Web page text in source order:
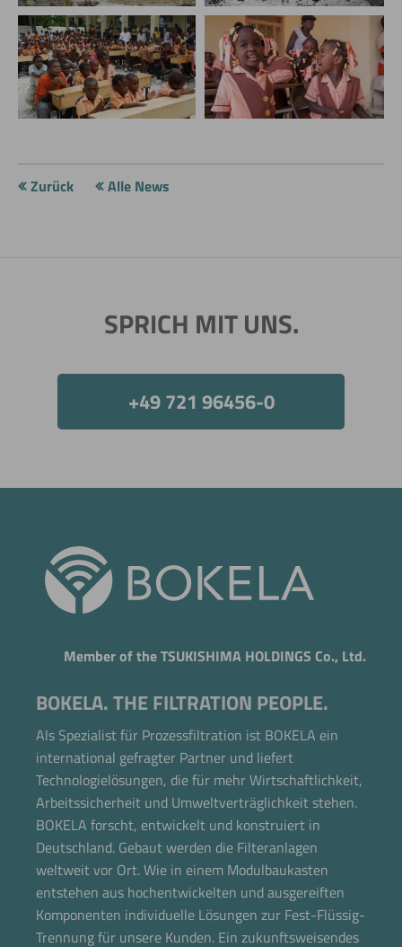
Zurück Alle News
SPRICH MIT UNS.
+49 721 96456-0
Member of the TSUKISHIMA HOLDINGS Co., Ltd.
BOKELA. THE FILTRATION PEOPLE.
Als Spezialist für Prozessfiltration ist BOKELA ein
international gefragter Partner und liefert
Technologielösungen, die für mehr Wirtschaftlichkeit,
Arbeitssicherheit und Umweltverträglichkeit stehen.
BOKELA forscht, entwickelt und konstruiert in
Deutschland. Gebaut werden die Filteranlagen
weltweit vor Ort. Wie in einem Modulbaukasten
entstehen aus hochentwickelten und ausgereiften
Komponenten individuelle Lösungen zur Fest-Flüssig-
Trennung für unsere Kunden. Ein zukunftsweisendes